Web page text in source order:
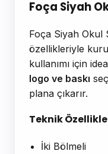
Foça Siyah
Foça Siyah Okul
özellikleriyle
kullanımı için
logo ve baskı
plana çıkarır.
Teknik
İki Bölmeli